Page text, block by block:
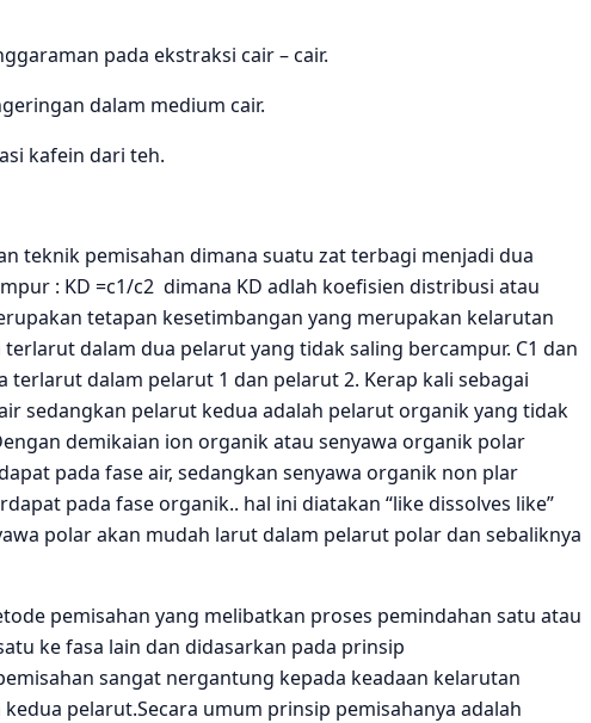
pada ekstraksi cair – cair.
dalam medium cair.
kafein dari teh.
pemisahan dimana suatu zat terbagi menjadi dua
: KD =c1/c2 dimana KD adlah koefisien distribusi atau
tetapan kesetimbangan yang merupakan kelarutan
dalam dua pelarut yang tidak saling bercampur. C1 dan
terlarut dalam pelarut 1 dan pelarut 2. Kerap kali sebagai
sedangkan pelarut kedua adalah pelarut organik yang tidak
demikaian ion organik atau senyawa organik polar
pada fase air, sedangkan senyawa organik non plar
pada fase organik.. hal ini diatakan “like dissolves like”
polar akan mudah larut dalam pelarut polar dan sebaliknya
pemisahan yang melibatkan proses pemindahan satu atau
ke fasa lain dan didasarkan pada prinsip
sangat nergantung kepada keadaan kelarutan
pelarut.Secara umum prinsip pemisahanya adalah